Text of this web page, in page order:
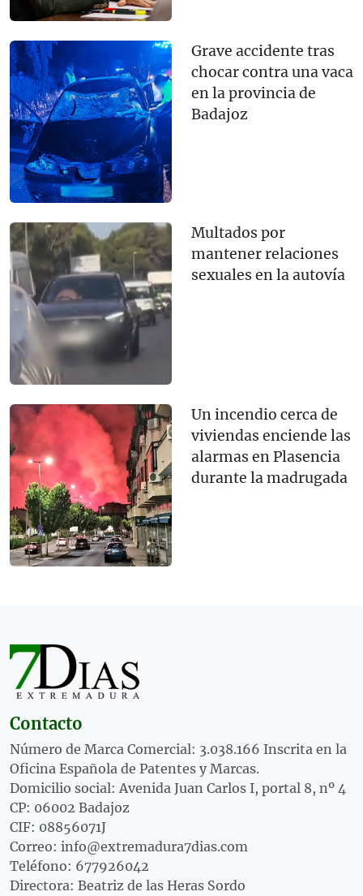
Grave accidente tras
chocar contra una vaca
en la provincia de
Badajoz
Multados por
mantener relaciones
sexuales en la autovía
Un incendio cerca de
viviendas enciende las
alarmas en Plasencia
durante la madrugada
Contacto
Número de Marca Comercial: 3.038.166 Inscrita en la
Oficina Española de Patentes y Marcas.
Domicilio social: Avenida Juan Carlos I, portal 8, nº 4
CP: 06002 Badajoz
CIF: 08856071J
Correo: info@extremadura7dias.com
Teléfono: 677926042
Directora: Beatriz de las Heras Sordo